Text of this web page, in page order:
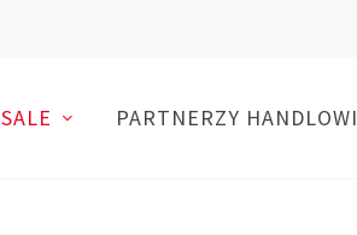
SALE PARTNERZY HANDLOWI